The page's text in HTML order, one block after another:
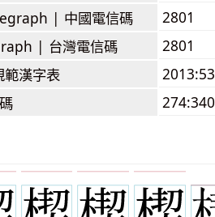
| 中國電信碼
2801
| 台灣電信碼
2801
範漢字表
274:340